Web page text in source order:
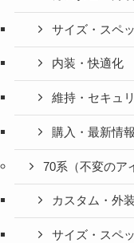
サイズ・スペ
内装・快適化
維持・セキュ
購入・最新情報
70系（不変のア
カスタム・外装
サイズ・スペ